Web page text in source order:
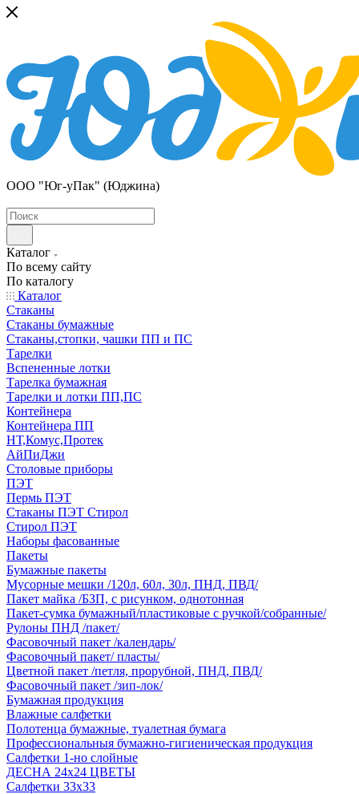
ООО "Юг-уПак" (Юджина)
Каталог
По всему сайту
По каталогу
Каталог
Стаканы
Стаканы бумажные
Стаканы,стопки, чашки ПП и ПС
Тарелки
Вспененные лотки
Тарелка бумажная
Тарелки и лотки ПП,ПС
Контейнера
Контейнера ПП
НТ,Комус,Протек
АйПиДжи
Столовые приборы
ПЭТ
Пермь ПЭТ
Стаканы ПЭТ Стирол
Стирол ПЭТ
Наборы фасованные
Пакеты
Бумажные пакеты
Мусорные мешки /120л, 60л, 30л, ПНД, ПВД/
Пакет майка /БЗП, с рисунком, однотонная
Пакет-сумка бумажный/пластиковые с ручкой/собранные/
Рулоны ПНД /пакет/
Фасовочный пакет /календарь/
Фасовочный пакет/ пласты/
Цветной пакет /петля, прорубной, ПНД, ПВД/
Фасовочный пакет /зип-лок/
Бумажная продукция
Влажные салфетки
Полотенца бумажные, туалетная бумага
Профессиональныя бумажно-гигиеническая продукция
Салфетки 1-но слойные
ДЕСНА 24х24 ЦВЕТЫ
Салфетки 33х33